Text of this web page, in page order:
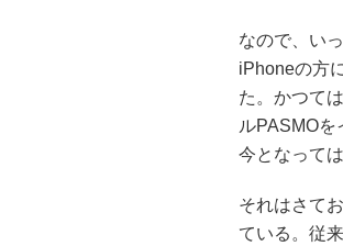
なので、い
iPhoneの方
た。かつて
ルPASMO
今となって
それはさて
ている。従